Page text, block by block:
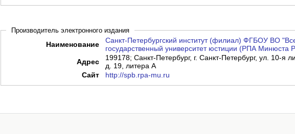
Производитель электронного издания
Наименование
Санкт-Петербургский институт (филиал) ФГБОУ ВО
государственный университет юстиции (РПА Минюста
Адрес
199178; Санкт-Петербург, г. Санкт-Петербург, ул. 10-я
д. 19, литера А
Сайт
http://spb.rpa-mu.ru